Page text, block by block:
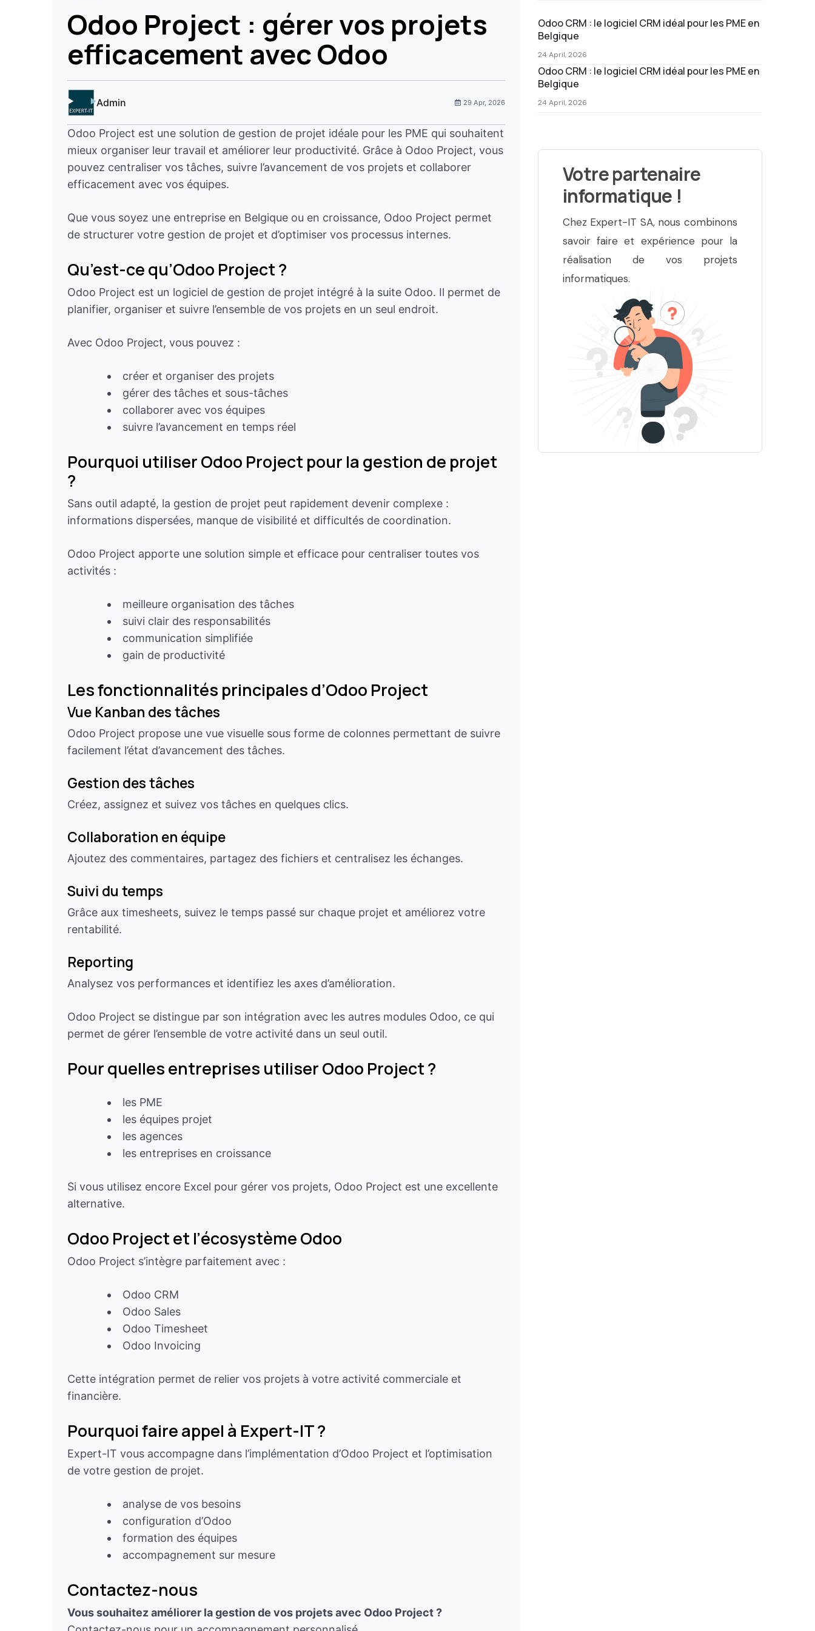
Odoo Project : gérer vos projets
efficacement avec Odoo
Admin 29 Apr, 2026
Odoo Project est une solution de gestion de projet idéale pour les PME qui souhaitent
mieux organiser leur travail et améliorer leur productivité. Grâce à Odoo Project, vous
pouvez centraliser vos tâches, suivre l’avancement de vos projets et collaborer
efficacement avec vos équipes.
Que vous soyez une entreprise en Belgique ou en croissance, Odoo Project permet
de structurer votre gestion de projet et d’optimiser vos processus internes.
Qu’est-ce qu’Odoo Project ?
Odoo Project est un logiciel de gestion de projet intégré à la suite Odoo. Il permet de
planifier, organiser et suivre l’ensemble de vos projets en un seul endroit.
Avec Odoo Project, vous pouvez :
créer et organiser des projets
gérer des tâches et sous-tâches
collaborer avec vos équipes
suivre l’avancement en temps réel
Pourquoi utiliser Odoo Project pour la gestion de projet
?
Sans outil adapté, la gestion de projet peut rapidement devenir complexe :
informations dispersées, manque de visibilité et difficultés de coordination.
Odoo Project apporte une solution simple et efficace pour centraliser toutes vos
activités :
meilleure organisation des tâches
suivi clair des responsabilités
communication simplifiée
gain de productivité
Les fonctionnalités principales d’Odoo Project
Vue Kanban des tâches
Odoo Project propose une vue visuelle sous forme de colonnes permettant de suivre
facilement l’état d’avancement des tâches.
Gestion des tâches
Créez, assignez et suivez vos tâches en quelques clics.
Collaboration en équipe
Ajoutez des commentaires, partagez des fichiers et centralisez les échanges.
Suivi du temps
Grâce aux timesheets, suivez le temps passé sur chaque projet et améliorez votre
rentabilité.
Reporting
Analysez vos performances et identifiez les axes d’amélioration.
Odoo Project se distingue par son intégration avec les autres modules Odoo, ce qui
permet de gérer l’ensemble de votre activité dans un seul outil.
Pour quelles entreprises utiliser Odoo Project ?
les PME
les équipes projet
les agences
les entreprises en croissance
Si vous utilisez encore Excel pour gérer vos projets, Odoo Project est une excellente
alternative.
Odoo Project et l’écosystème Odoo
Odoo Project s’intègre parfaitement avec :
Odoo CRM
Odoo Sales
Odoo Timesheet
Odoo Invoicing
Cette intégration permet de relier vos projets à votre activité commerciale et
financière.
Pourquoi faire appel à Expert-IT ?
Expert-IT vous accompagne dans l’implémentation d’Odoo Project et l’optimisation
de votre gestion de projet.
analyse de vos besoins
configuration d’Odoo
formation des équipes
accompagnement sur mesure
Contactez-nous
Vous souhaitez améliorer la gestion de vos projets avec Odoo Project ?
Odoo CRM : le logiciel CRM idéal pour les PME en
Belgique
24 April, 2026
Odoo CRM : le logiciel CRM idéal pour les PME en
Belgique
24 April, 2026
Votre partenaire
informatique !
Chez Expert-IT SA, nous combinons
savoir faire et expérience pour la
réalisation de vos projets
informatiques.